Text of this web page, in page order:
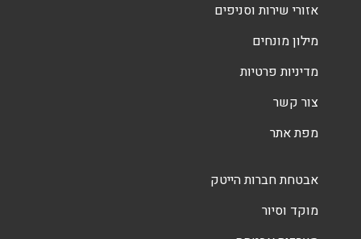
אזורי שירות וסניפים
מילון מונחים
מדיניות פרטיות
צור קשר
מפת אתר
אבטחת חברות הייטק
מוקד וסיור